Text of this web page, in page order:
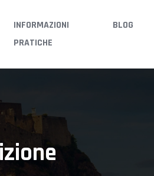
INFORMAZIONI
PRATICHE
BLOG